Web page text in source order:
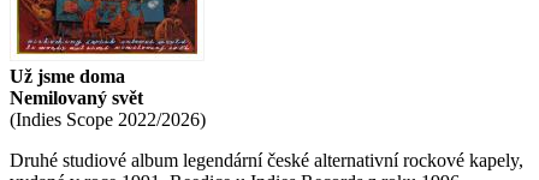
Už jsme doma
Nemilovaný svět
(Indies Scope 2022/2026)
Druhé studiové album legendární české alternativní rockové kapely,